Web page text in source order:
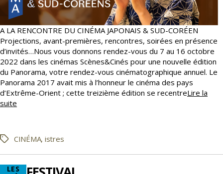
A LA RENCONTRE DU CINÉMA JAPONAIS & SUD-CORÉEN
Projections, avant-premières, rencontres, soirées en présence
d’invités…Nous vous donnons rendez-vous du 7 au 16 octobre
2022 dans les cinémas Scènes&Cinés pour une nouvelle édition
du Panorama, votre rendez-vous cinématographique annuel. Le
Panorama 2017 avait mis à l’honneur le cinéma des pays
d’Extrême-Orient ; cette treizième édition se recentreLire la
suite
AU
16
OCTOBRE
Étiquettes
CINÉMA, istres
Catégories
LES